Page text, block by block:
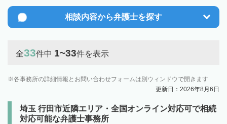
相談内容から弁護士を探す
全33件中 1~33件を表示
各事務所の詳細情報とお問い合わせフォームは別ウィンドウで開きます
更新日：2026年8月6日
埼玉 行田市近隣エリア・全国オンライン対応可で相続
対応可能な弁護士事務所